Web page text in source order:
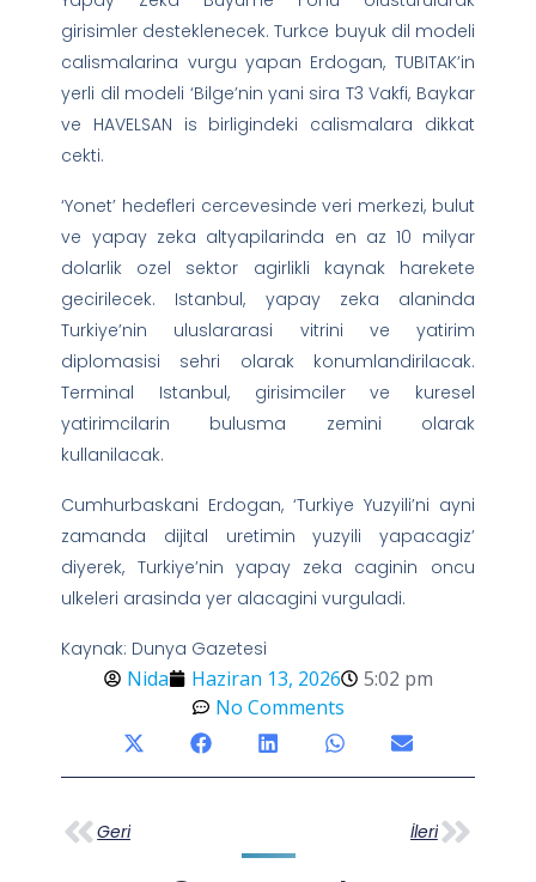
girisimler desteklenecek. Turkce buyuk dil modeli
calismalarina vurgu yapan Erdogan, TUBITAK’in
yerli dil modeli ‘Bilge’nin yani sira T3 Vakfi, Baykar
ve HAVELSAN is birligindeki calismalara dikkat
cekti.
‘Yonet’ hedefleri cercevesinde veri merkezi, bulut
ve yapay zeka altyapilarinda en az 10 milyar
dolarlik ozel sektor agirlikli kaynak harekete
gecirilecek. Istanbul, yapay zeka alaninda
Turkiye’nin uluslararasi vitrini ve yatirim
diplomasisi sehri olarak konumlandirilacak.
Terminal Istanbul, girisimciler ve kuresel
yatirimcilarin bulusma zemini olarak
kullanilacak.
Cumhurbaskani Erdogan, ‘Turkiye Yuzyili’ni ayni
zamanda dijital uretimin yuzyili yapacagiz’
diyerek, Turkiye’nin yapay zeka caginin oncu
ulkeleri arasinda yer alacagini vurguladi.
Kaynak: Dunya Gazetesi
Nida Haziran 13, 2026
5:02 pm
No Comments
Geri İleri